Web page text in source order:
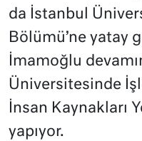
da İstanbul
Bölümü’ne yatay
İmamoğlu
Üniversitesinde
İnsan Kaynakları
yapıyor.